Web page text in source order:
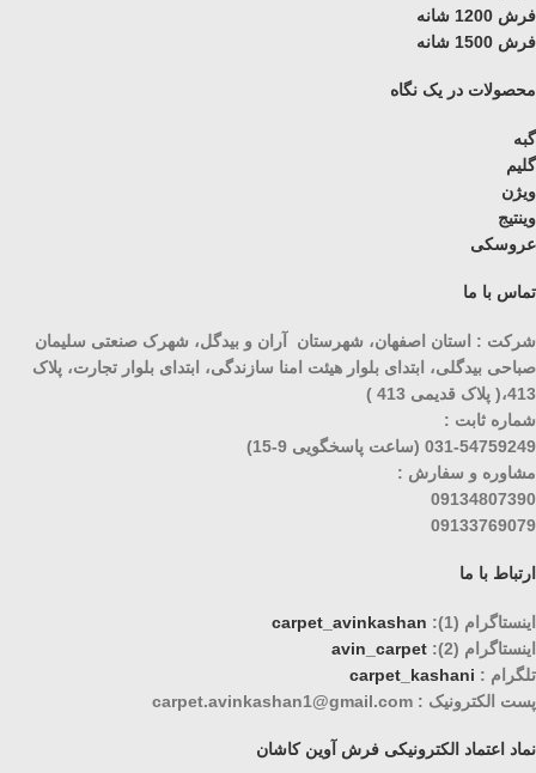
فرش 1200 شانه
فرش 1500 شانه
محصولات در یک نگاه
گبه
گلیم
ویژن
وینتیج
عروسکی
تماس با ما
شرکت : استان اصفهان، شهرستان آران و بیدگل، شهرک صنعتی سلیمان
صباحی بیدگلی، ابتدای بلوار هیئت امنا سازندگی، ابتدای بلوار تجارت، پلاک
413،( پلاک قدیمی 413 )
شماره ثابت :
031-54759249 (ساعت پاسخگویی 9-15)
مشاوره و سفارش :
09134807390
09133769079
ارتباط با ما
اینستاگرام (1):
carpet_avinkashan
اینستاگرام (2):
avin_carpet
تلگرام : carpet_kashani
پست الکترونیک : carpet.avinkashan1@gmail.com
نماد اعتماد الکترونیکی فرش آوین کاشان